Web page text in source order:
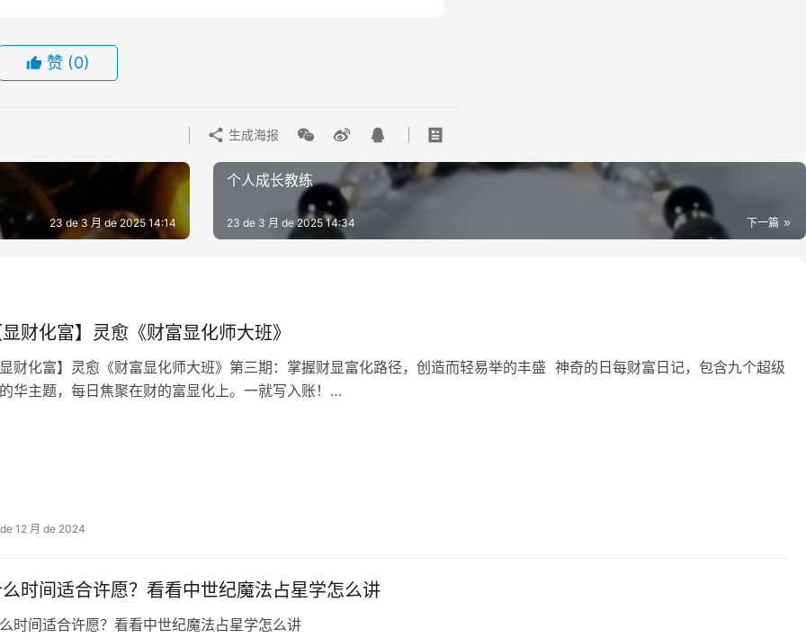
赞 (0)
生成海报
23 de 3 月 de 2025 14:14
个人成长教练​​
下一篇
23 de 3 月 de 2025 14:34
财化‬富】灵愈《财富显化师大‬班》
财化‬富】灵愈《财富显化师大‬班》第三期：掌握财显富‬化路径，创造而轻‬易举的丰盛 神奇的日每‬财富日记，包含九个超级
华‬主题，每日焦聚‬在财的富‬显化上。一就写‬入账！…
12 月 de 2024
时间适合许愿？看看中世纪魔法占星学怎么讲
时间适合许愿？看看中世纪魔法占星学怎么讲